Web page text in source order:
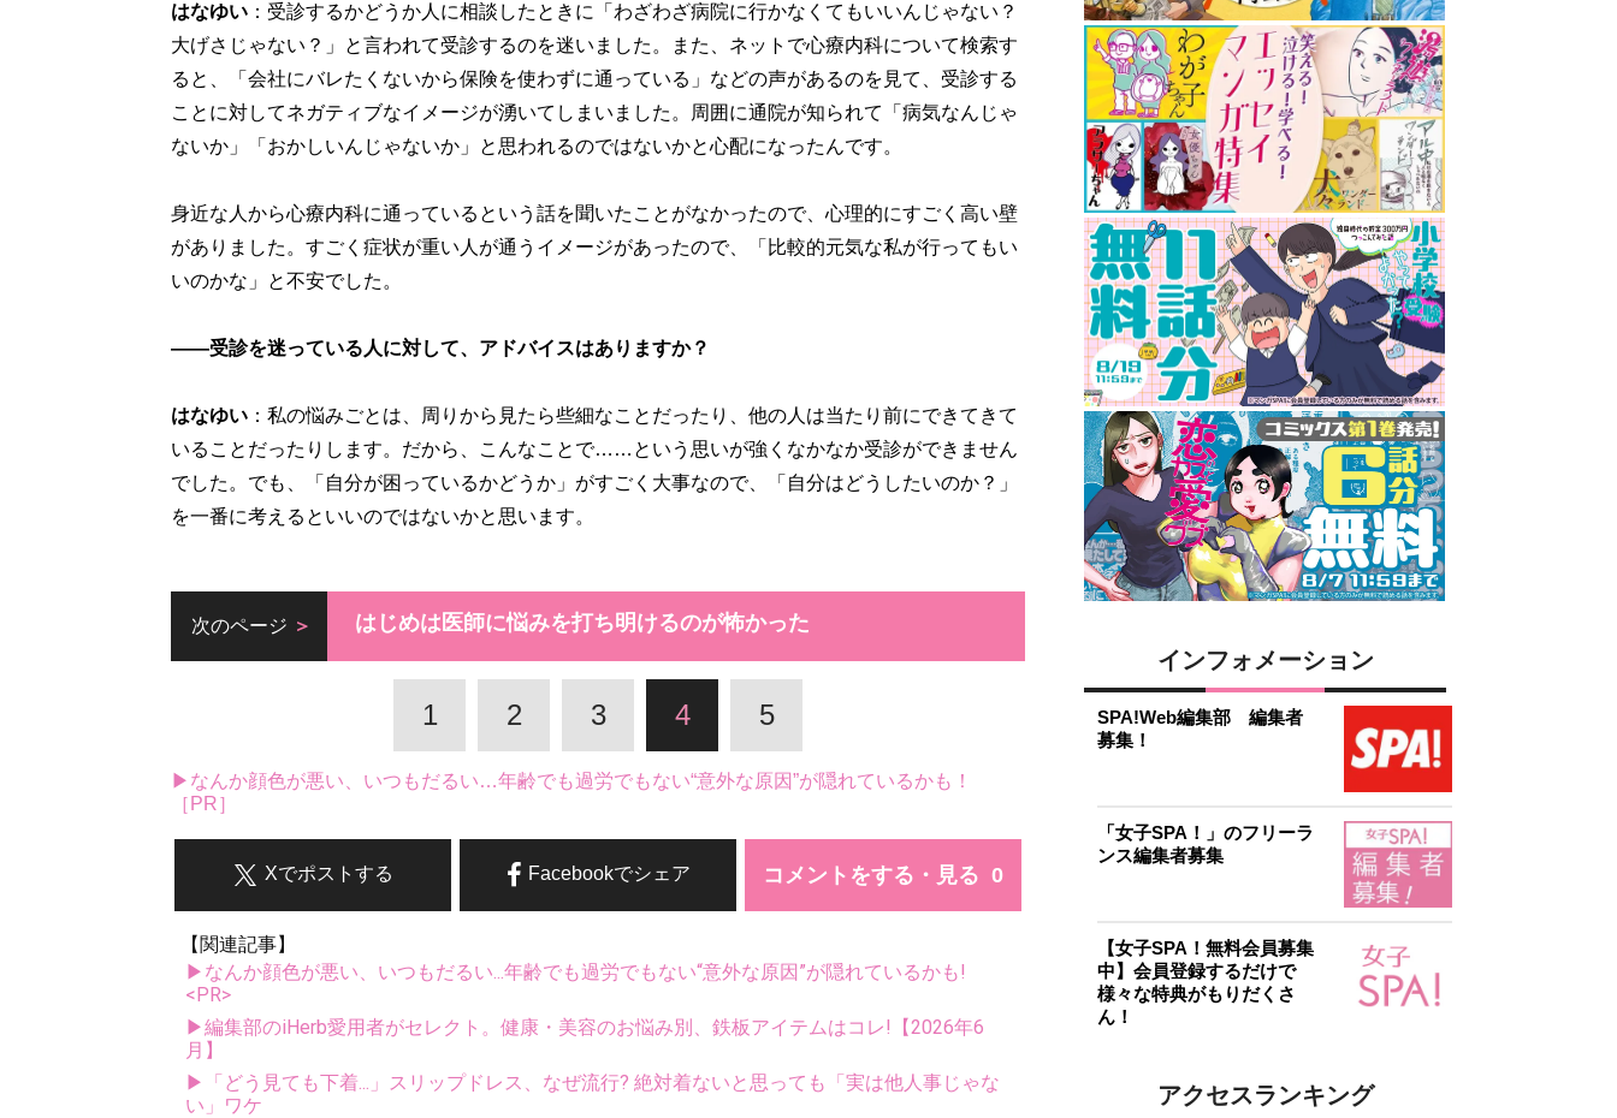
はなゆい ：受診するかどうか人に相談したときに「わざわざ病院に行かなくてもいいんじゃない？
大げさじゃない？」と言われて受診するのを迷いました。また、ネットで心療内科について検索す
ると、「会社にバレたくないから保険を使わずに通っている」などの声があるのを見て、受診する
ことに対してネガティブなイメージが湧いてしまいました。周囲に通院が知られて「病気なんじゃ
ないか」「おかしいんじゃないか」と思われるのではないかと心配になったんです。
身近な人から心療内科に通っているという話を聞いたことがなかったので、心理的にすごく高い壁
がありました。すごく症状が重い人が通うイメージがあったので、「比較的元気な私が行ってもい
いのかな」と不安でした。
――受診を迷っている人に対して、アドバイスはありますか？
はなゆい ：私の悩みごとは、周りから見たら些細なことだったり、他の人は当たり前にできてきて
いることだったりします。だから、こんなことで……という思いが強くなかなか受診ができません
でした。でも、「自分が困っているかどうか」がすごく大事なので、「自分はどうしたいのか？」
を一番に考えるといいのではないかと思います。
次のページ はじめは医師に悩みを打ち明けるのが怖かった
1 2 3 4 5
▶なんか顔色が悪い、いつもだるい…年齢でも過労でもない“意外な原因”が隠れているかも！
［PR］
コメントをする・見る
Facebookでシェア
Xでポストする
【関連記事】
▶なんか顔色が悪い、いつもだるい...年齢でも過労でもない“意外な原因”が隠れているかも!
<PR>
▶編集部のiHerb愛用者がセレクト。健康・美容のお悩み別、鉄板アイテムはコレ!【2026年6
月】
▶「どう見ても下着...」スリップドレス、なぜ流行? 絶対着ないと思っても「実は他人事じゃな
い」ワケ
インフォメーション
SPA!Web編集部 編集者
募集！
「女子SPA！」のフリーラ
ンス編集者募集
【女子SPA！無料会員募集
中】会員登録するだけで
様々な特典がもりだくさ
ん！
アクセスランキング